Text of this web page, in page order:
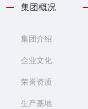
集团概况
集团介绍
企业文化
荣誉资质
生产基地